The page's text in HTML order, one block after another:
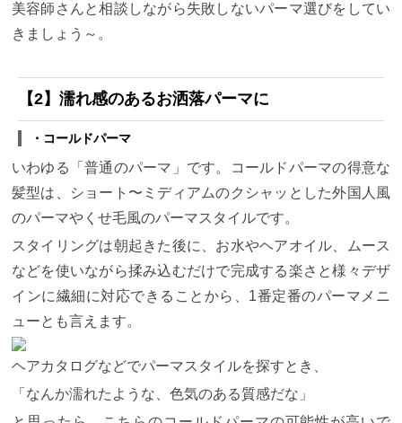
美容師さんと相談しながら失敗しないパーマ選びをしてい
きましょう～。
【2】濡れ感のあるお洒落パーマに
・コールドパーマ
いわゆる「普通のパーマ」です。コールドパーマの得意な
髪型は、ショート〜ミディアムのクシャッとした外国人風
のパーマやくせ毛風のパーマスタイルです。
スタイリングは朝起きた後に、お水やヘアオイル、ムース
などを使いながら揉み込むだけで完成する楽さと様々デザ
インに繊細に対応できることから、1番定番のパーマメニ
ューとも言えます。
ヘアカタログなどでパーマスタイルを探すとき、
「なんか濡れたような、色気のある質感だな」